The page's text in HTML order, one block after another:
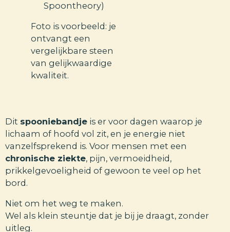
Spoontheory)
Foto is voorbeeld: je
ontvangt een
vergelijkbare steen
van gelijkwaardige
kwaliteit.
Dit spooniebandje is er voor dagen waarop je
lichaam of hoofd vol zit, en je energie niet
vanzelfsprekend is. Voor mensen met een
chronische ziekte, pijn, vermoeidheid,
prikkelgevoeligheid of gewoon te veel op het
bord.
Niet om het weg te maken.
Wel als klein steuntje dat je bij je draagt, zonder
uitleg.